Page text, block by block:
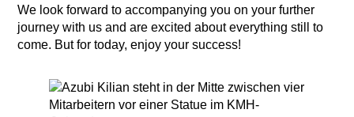
We look forward to accompanying you on your further
journey with us and are excited about everything still to
come. But for today, enjoy your success!